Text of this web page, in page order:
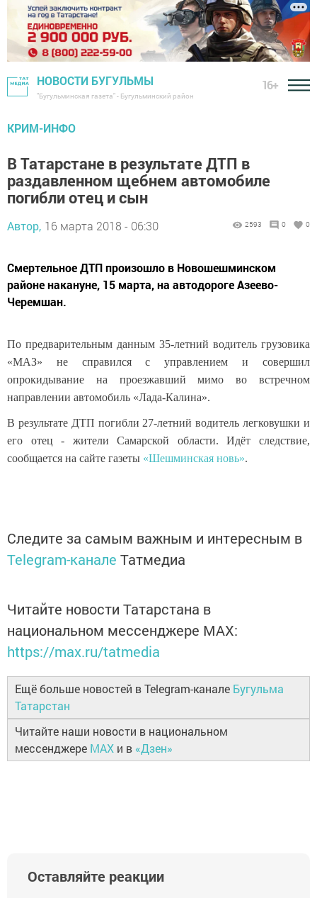
НОВОСТИ БУГУЛЬМЫ
"Бугульминская газета" - Бугульминский район
16+
КРИМ-ИНФО
В Татарстане в результате ДТП в
раздавленном щебнем автомобиле
погибли отец и сын
Автор, 16 марта 2018 - 06:30 2593 0 0
Смертельное ДТП произошло в Новошешминском
районе накануне, 15 марта, на автодороге Азеево-
Черемшан.
По предварительным данным 35-летний водитель грузовика
«МАЗ» не справился с управлением и совершил
опрокидывание на проезжавший мимо во встречном
направлении автомобиль «Лада-Калина».
В результате ДТП погибли 27-летний водитель легковушки и
его отец - жители Самарской области. Идёт следствие,
сообщается на сайте газеты «Шешминская новь».
Следите за самым важным и интересным в
Telegram-канале Татмедиа
Читайте новости Татарстана в
национальном мессенджере MАХ:
https://max.ru/tatmedia
Ещё больше новостей в Telegram-канале Бугульма
Татарстан
Читайте наши новости в национальном
мессенджере MAX и в «Дзен»
Оставляйте реакции